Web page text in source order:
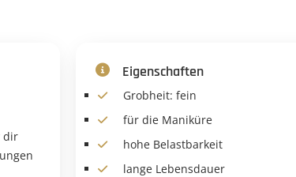
dir
Eigenschaften
Grobheit: fein
für die Maniküre
hohe Belastbarkeit
lange Lebensdauer